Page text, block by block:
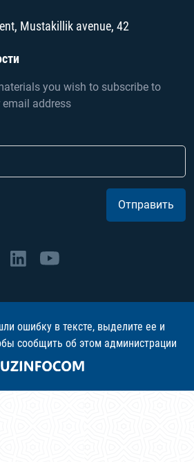
Mustakillik avenue, 42
you wish to subscribe to
address
Отправить
ошибку в тексте, выделите ее и
сообщить об этом администрации